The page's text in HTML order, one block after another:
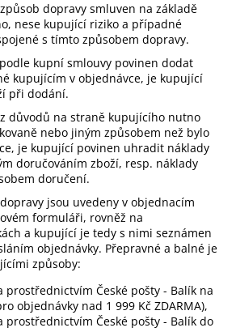
dopravy smluven na základě
nese kupující riziko a případné
s tímto způsobem dopravy.
kupní smlouvy povinen dodat
kupujícím v objednávce, je kupující
při dodání.
důvodů na straně kupujícího nutno
nebo jiným způsobem než bylo
je kupující povinen uhradit náklady
doručováním zboží, resp. náklady
doručení.
jsou uvedeny v objednacím
formuláři, rovněž na
a kupující je tedy s nimi seznámen
objednávky. Přepravné a balné je
způsoby:
prostřednictvím České pošty - Balík na
objednávky nad 1 999 Kč ZDARMA),
prostřednictvím České pošty - Balík do